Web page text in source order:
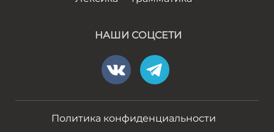
НАШИ СОЦСЕТИ
Политика конфиденциальности